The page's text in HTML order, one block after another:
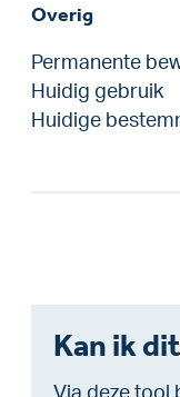
Overig
Permanente
Huidig gebruik
Huidige
Kan ik
Via deze tool